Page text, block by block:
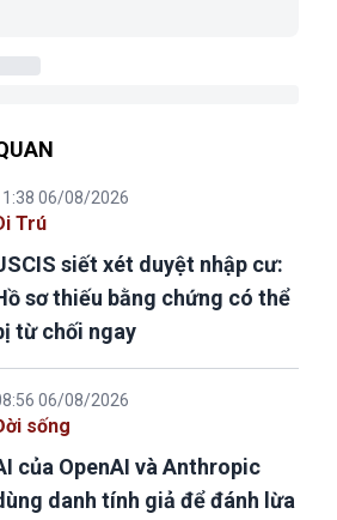
06/08/2026
Trú
siết xét duyệt nhập cư:
sơ thiếu bằng chứng có thể
từ chối ngay
06/08/2026
sống
của OpenAI và Anthropic
danh tính giả để đánh lừa